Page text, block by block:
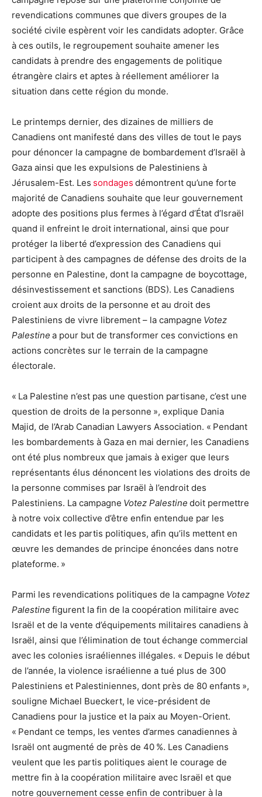
revendications communes que divers groupes de la
société civile espèrent voir les candidats adopter. Grâce
à ces outils, le regroupement souhaite amener les
candidats à prendre des engagements de politique
étrangère clairs et aptes à réellement améliorer la
situation dans cette région du monde.
Le printemps dernier, des dizaines de milliers de
Canadiens ont manifesté dans des villes de tout le pays
pour dénoncer la campagne de bombardement d’Israël à
Gaza ainsi que les expulsions de Palestiniens à
Jérusalem-Est. Les sondages démontrent qu’une forte
majorité de Canadiens souhaite que leur gouvernement
adopte des positions plus fermes à l’égard d’État d’Israël
quand il enfreint le droit international, ainsi que pour
protéger la liberté d’expression des Canadiens qui
participent à des campagnes de défense des droits de la
personne en Palestine, dont la campagne de boycottage,
désinvestissement et sanctions (BDS). Les Canadiens
croient aux droits de la personne et au droit des
Palestiniens de vivre librement – la campagne Votez
Palestine a pour but de transformer ces convictions en
actions concrètes sur le terrain de la campagne
électorale.
« La Palestine n’est pas une question partisane, c’est une
question de droits de la personne », explique Dania
Majid, de l’Arab Canadian Lawyers Association. « Pendant
les bombardements à Gaza en mai dernier, les Canadiens
ont été plus nombreux que jamais à exiger que leurs
représentants élus dénoncent les violations des droits de
la personne commises par Israël à l’endroit des
Palestiniens. La campagne Votez Palestine doit permettre
à notre voix collective d’être enfin entendue par les
candidats et les partis politiques, afin qu’ils mettent en
œuvre les demandes de principe énoncées dans notre
plateforme. »
Parmi les revendications politiques de la campagne Votez
Palestine figurent la fin de la coopération militaire avec
Israël et de la vente d’équipements militaires canadiens à
Israël, ainsi que l’élimination de tout échange commercial
avec les colonies israéliennes illégales. « Depuis le début
de l’année, la violence israélienne a tué plus de 300
Palestiniens et Palestiniennes, dont près de 80 enfants »,
souligne Michael Bueckert, le vice-président de
Canadiens pour la justice et la paix au Moyen-Orient.
« Pendant ce temps, les ventes d’armes canadiennes à
Israël ont augmenté de près de 40 %. Les Canadiens
veulent que les partis politiques aient le courage de
mettre fin à la coopération militaire avec Israël et que
notre gouvernement cesse enfin de contribuer à la